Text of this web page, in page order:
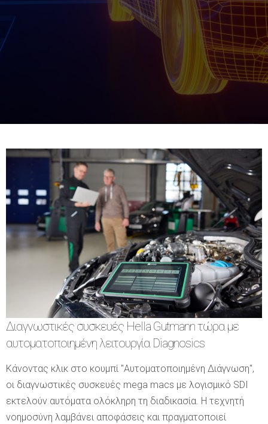
Διαγνωστικές συσκευές Hella Gutmann τώρα με
αυτοματοποιημένη λειτουργία Diagnosics
Κάνοντας κλικ στο κουμπί "Αυτοματοποιημένη Διάγνωση",
οι διαγνωστικές συσκευές mega macs με λογισμικό SDI
εκτελούν αυτόματα ολόκληρη τη διαδικασία. Η τεχνητή
νοημοσύνη λαμβάνει αποφάσεις και πραγματοποιεί